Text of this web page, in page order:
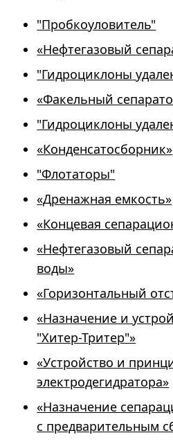
"Пробкоуловитель"
«Нефтегазовый
"Гидроциклоны
«Факельный
"Гидроциклоны
«Конденсатосборник»
"Флотаторы"
«Дренажная емкость»
«Концевая
«Нефтегазовый
воды»
«Горизонтальный
«Назначение и
"Хитер-Тритер"»
«Устройство и
электродегидратора»
«Назначение
с предварительным